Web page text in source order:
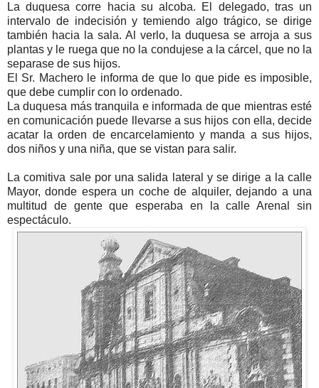
La duquesa corre hacia su alcoba. El delegado, tras un
intervalo de indecisión y temiendo algo trágico, se dirige
también hacia la sala. Al verlo, la duquesa se arroja a sus
plantas y le ruega que no la condujese a la cárcel, que no la
separase de sus hijos.
El Sr. Machero le informa de que lo que pide es imposible,
que debe cumplir con lo ordenado.
La duquesa más tranquila e informada de que mientras esté
en comunicación puede llevarse a sus hijos con ella, decide
acatar la orden de encarcelamiento y manda a sus hijos,
dos niños y una niña, que se vistan para salir.
La comitiva sale por una salida lateral y se dirige a la calle
Mayor, donde espera un coche de alquiler, dejando a una
multitud de gente que esperaba en la calle Arenal sin
espectáculo.